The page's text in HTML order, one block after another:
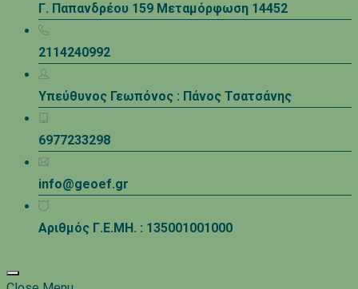
Γ. Παπανδρέου 159 Μεταμόρφωση 14452
2114240992
Υπεύθυνος Γεωπόνος : Πάνος Τσατσάνης
6977233298
info@geoef.gr
Αριθμός Γ.Ε.ΜΗ. : 135001001000